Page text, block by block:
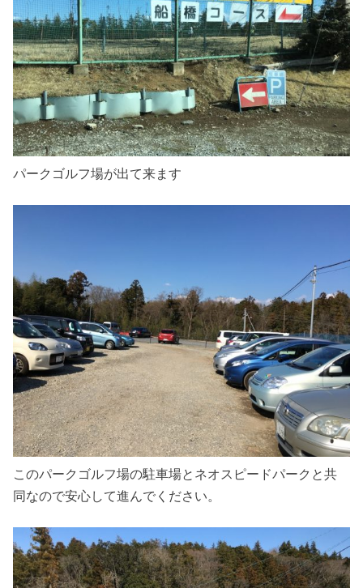
パークゴルフ場が出て来ます
このパークゴルフ場の駐車場とネオスピードパークと共
同なので安心して進んでください。